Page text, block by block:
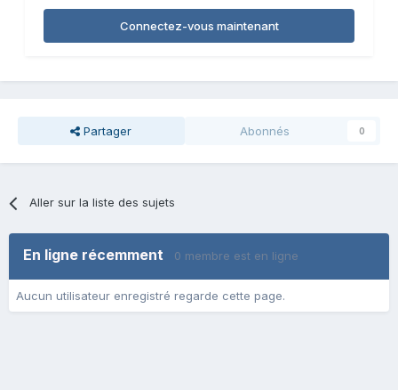
Connectez-vous maintenant
Partager Abonnés 0
Aller sur la liste des sujets
En ligne récemment 0 membre est en ligne
Aucun utilisateur enregistré regarde cette page.